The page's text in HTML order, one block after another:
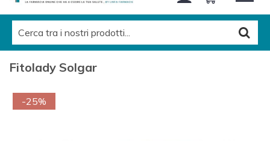
Fitolady Solgar
-25%